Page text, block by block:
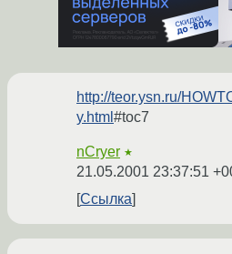
http://teor.ysn.ru/
y.html #toc7
nCryer ★
21.05.2001 23:37:51
Ссылка